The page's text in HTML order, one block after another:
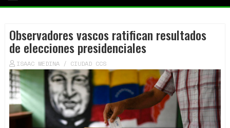
Observadores vascos ratifican resultados
de elecciones presidenciales
ISAAC MEDINA / CIUDAD CCS